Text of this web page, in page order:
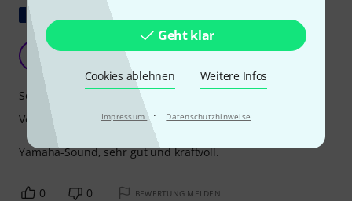
Geht klar
Cookies ablehnen Weitere Infos
Impressum · Datenschutzhinweise
Original zeigen
Gretschsnare 06.05.2025
Yamaha-Sound, sehr gut und kraftvoll.
Sound
Verarbeitung
0 0 BEWERTUNG MELDEN